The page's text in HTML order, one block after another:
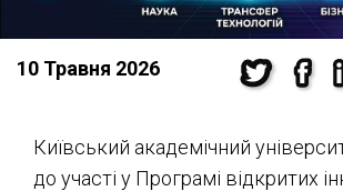
10 Травня 2026
Київський академічний
до участі у Програмі відкритих